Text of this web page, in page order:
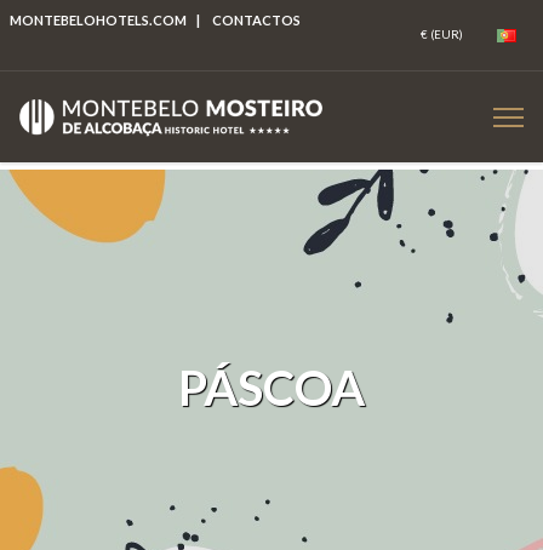
MONTEBELOHOTELS.COM | CONTACTOS
PÁSCOA